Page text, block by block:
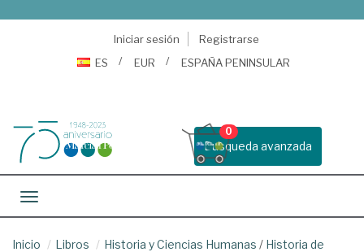
Iniciar sesión
Registrarse
ES
EUR ESPAÑA PENINSULAR
Busqueda avanzada
0
Toggle navigation
Inicio Libros Historia y Ciencias Humanas / Historia de